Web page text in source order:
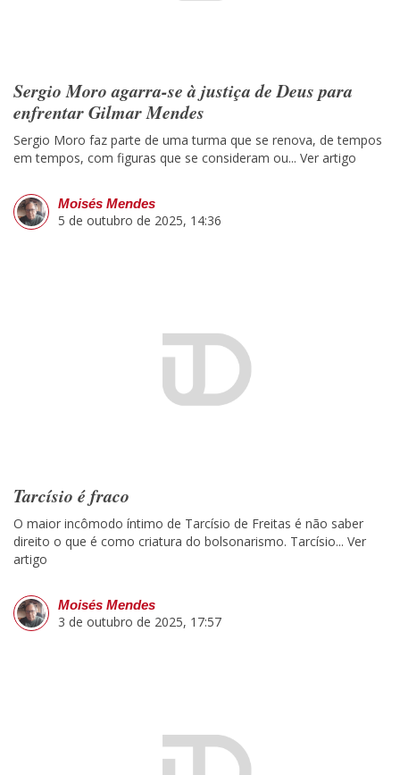
Sergio Moro agarra-se à justiça de Deus para
enfrentar Gilmar Mendes
Sergio Moro faz parte de uma turma que se renova, de tempos
em tempos, com figuras que se consideram ou... Ver artigo
Moisés Mendes
5 de outubro de 2025, 14:36
Tarcísio é fraco
O maior incômodo íntimo de Tarcísio de Freitas é não saber
direito o que é como criatura do bolsonarismo. Tarcísio... Ver
artigo
Moisés Mendes
3 de outubro de 2025, 17:57